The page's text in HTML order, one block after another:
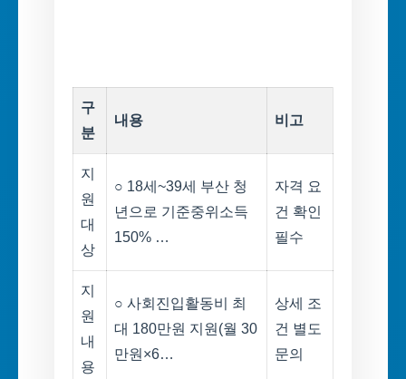
구
분
내용 비고
지
원
대
상
○ 18세~39세 부산 청
년으로 기준중위소득
150% …
자격 요
건 확인
필수
지
원
내
용
○ 사회진입활동비 최
대 180만원 지원(월 30
만원×6…
상세 조
건 별도
문의